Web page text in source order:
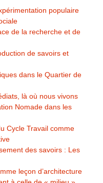
populaire
de la recherche et de
de savoirs et
dans le Quartier de
là où nous vivons
Nomade dans les
Cycle Travail comme
des savoirs : Les
leçon d’architecture